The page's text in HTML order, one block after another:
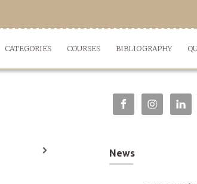
CATEGORIES COURSES BIBLIOGRAPHY
News